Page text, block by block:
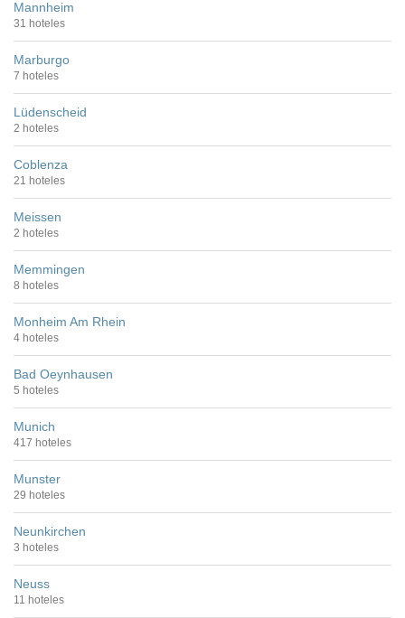
Mannheim
31 hoteles
Marburgo
7 hoteles
Lüdenscheid
2 hoteles
Coblenza
21 hoteles
Meissen
2 hoteles
Memmingen
8 hoteles
Monheim Am Rhein
4 hoteles
Bad Oeynhausen
5 hoteles
Munich
417 hoteles
Munster
29 hoteles
Neunkirchen
3 hoteles
Neuss
11 hoteles